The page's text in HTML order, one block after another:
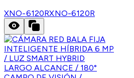
XNO-6120RXNO-6120R